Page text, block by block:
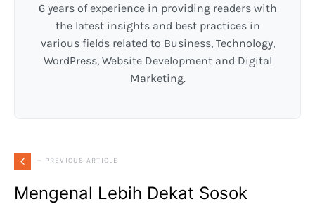
6 years of experience in providing readers with
the latest insights and best practices in
various fields related to Business, Technology,
WordPress, Website Development and Digital
Marketing.
— PREVIOUS ARTICLE
Mengenal Lebih Dekat Sosok